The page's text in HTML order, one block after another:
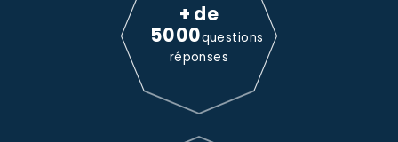
+ de
5000questions
réponses